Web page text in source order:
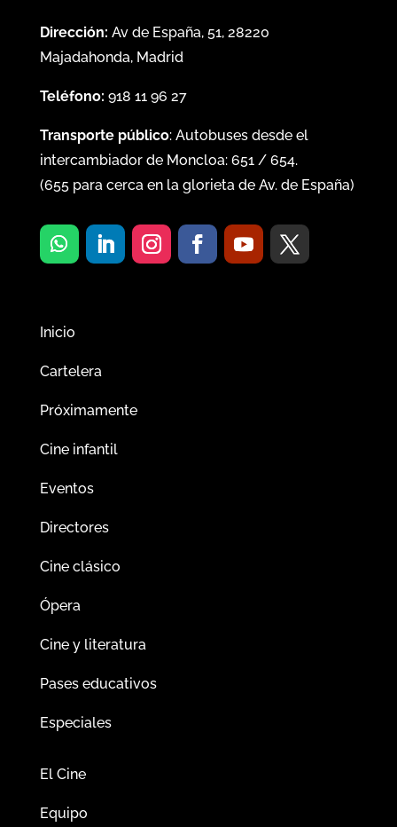
Dirección: Av de España, 51, 28220
Majadahonda, Madrid
Teléfono: 918 11 96 27
Transporte público: Autobuses desde el
intercambiador de Moncloa: 651/ 654.
(655para cerca en la glorieta de Av. de España)
Inicio
Cartelera
Próximamente
Cine infantil
Eventos
Directores
Cine clásico
Ópera
Cine y literatura
Pases educativos
Especiales
El Cine
Equipo